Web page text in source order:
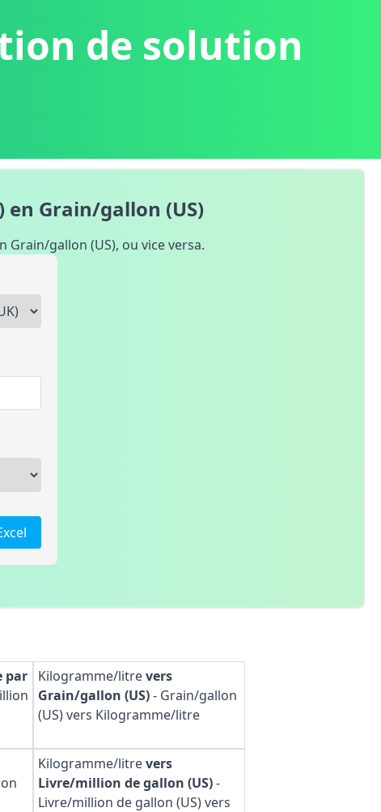
de solution
Grain/gallon (US)
gallon (US), ou vice versa.
par
Kilogramme/litrevers
Grain/gallon (US)- Grain/gallon
(US) vers Kilogramme/litre
Kilogramme/litrevers
Livre/million de gallon (US)-
Livre/million de gallon (US) vers
Boostez votre site !